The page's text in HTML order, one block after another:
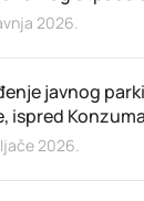
2026.
javnog
ispred Konzuma
2026.